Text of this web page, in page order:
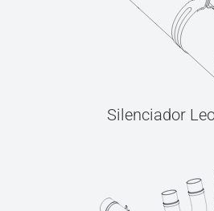
Silenciador